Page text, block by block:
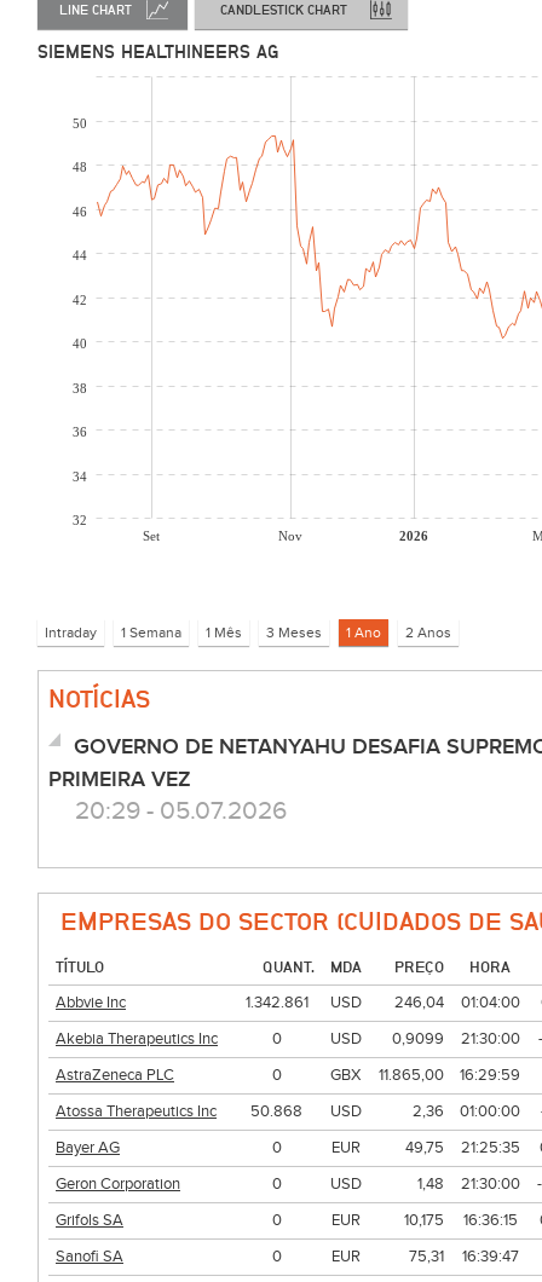
LINE CHART CANDLESTICK CHART
SIEMENS HEALTHINEERS AG
Set Nov 2026
32
34
36
38
40
42
44
46
48
50
NOTÍCIAS
GOVERNO DE NETANYAHU DESAFIA
PRIMEIRA VEZ
20:29 - 05.07.2026
EMPRESAS DO SECTOR (CUIDADOS DE
TÍTULO QUANT. MDA PREÇO
HORA
Abbvie Inc
1.342.861 USD 246,04 01:04:00
Akebia Therapeutics Inc
0 USD 0,9099 21:30:00
AstraZeneca PLC
0 GBX 11.865,00
16:29:59
Atossa Therapeutics Inc
50.868 USD 2,36 01:00:00
Bayer AG
0 EUR 49,75 21:25:35
Geron Corporation
0 USD 1,48 21:30:00
Grifols SA
0 EUR 10,175 16:36:15
Sanofi SA
0 EUR 75,31
16:39:47